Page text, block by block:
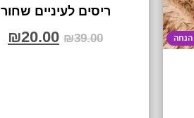
ריסים לעיניים שחור
₪39.00
₪20.00